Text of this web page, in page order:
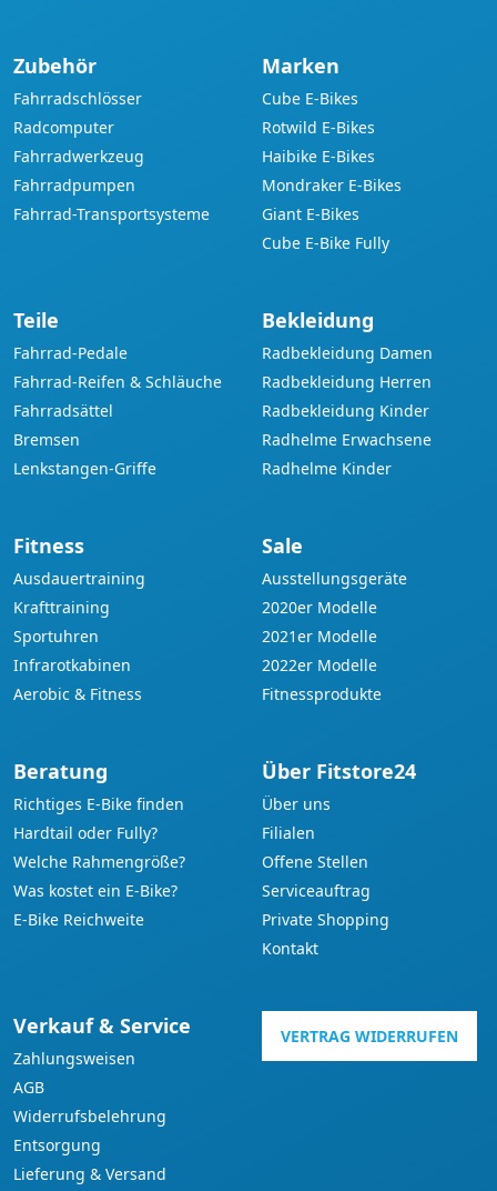
Zubehör
Fahrradschlösser
Radcomputer
Fahrradwerkzeug
Fahrradpumpen
Fahrrad-Transportsysteme
Marken
Cube E-Bikes
Rotwild E-Bikes
Haibike E-Bikes
Mondraker E-Bikes
Giant E-Bikes
Cube E-Bike Fully
Teile
Fahrrad-Pedale
Fahrrad-Reifen & Schläuche
Fahrradsättel
Bremsen
Lenkstangen-Griffe
Bekleidung
Radbekleidung Damen
Radbekleidung Herren
Radbekleidung Kinder
Radhelme Erwachsene
Radhelme Kinder
Fitness
Ausdauertraining
Krafttraining
Sportuhren
Infrarotkabinen
Aerobic & Fitness
Sale
Ausstellungsgeräte
2020er Modelle
2021er Modelle
2022er Modelle
Fitnessprodukte
Beratung
Richtiges E-Bike finden
Hardtail oder Fully?
Welche Rahmengröße?
Was kostet ein E-Bike?
E-Bike Reichweite
Über Fitstore24
Über uns
Filialen
Offene Stellen
Serviceauftrag
Private Shopping
Kontakt
Verkauf & Service
Zahlungsweisen
AGB
Widerrufsbelehrung
Entsorgung
Lieferung & Versand
VERTRAG WIDERRUFEN